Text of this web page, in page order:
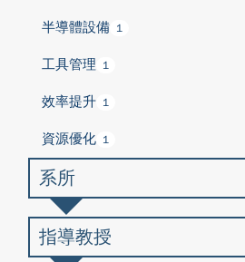
半導體設備 1
工具管理 1
效率提升 1
資源優化 1
系所
指導教授